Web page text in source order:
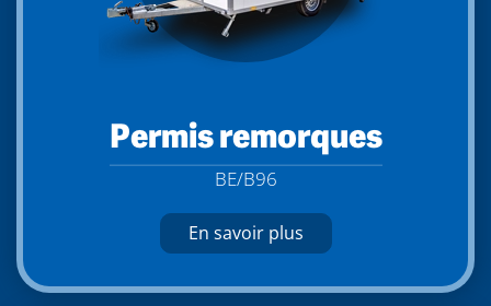
Permis remorques
BE/B96
En savoir plus